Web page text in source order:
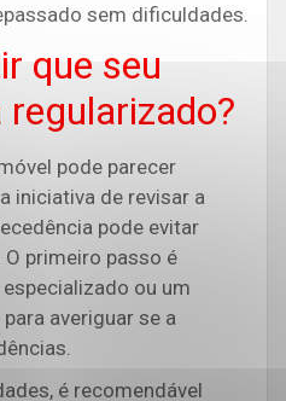
sem dificuldades.
que seu
pode parecer
iniciativa de revisar a
pode evitar
primeiro passo é
ou um
averiguar se a
é recomendável